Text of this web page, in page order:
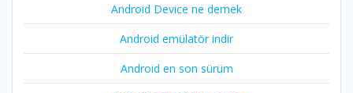
Android Device ne demek
Android emülatör indir
Android en son sürüm